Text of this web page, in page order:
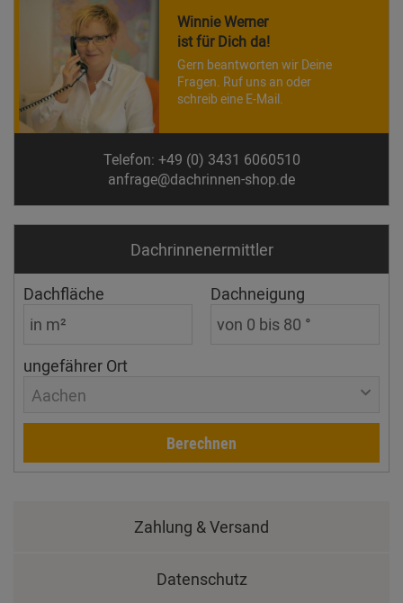
Winnie Werner
ist für Dich da!
Gern beantworten wir Deine
Fragen. Ruf uns an oder
schreib eine E-Mail.
Telefon: +49 (0) 3431 6060510
anfrage@dachrinnen-shop.de
Dachrinnen­ermittler
Dachfläche Dachneigung
ungefährer Ort
Aachen
Berechnen
Zahlung & Versand
Datenschutz